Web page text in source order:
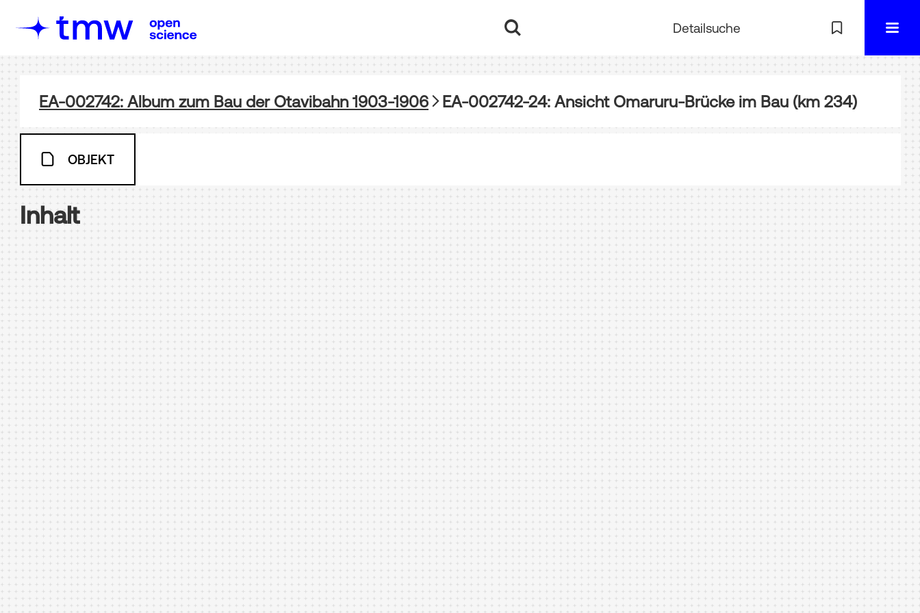
Detailsuche
EA-002742: Album zum Bau der Otavibahn 1903-1906 EA-002742-24: Ansicht Omaruru-Brücke im Bau (km 234)
OBJEKT
Inhalt